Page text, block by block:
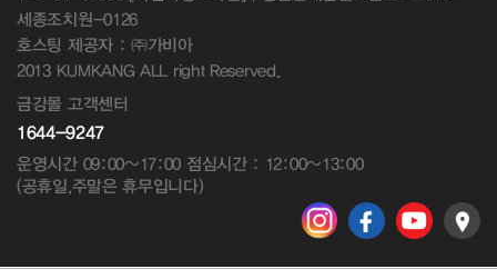
세종조치원-0126
호스팅 제공자 : ㈜가비아
2013 KUMKANG ALL right Reserved.
금강몰 고객센터
1644-9247
운영시간 09:00~17:00 점심시간 : 12:00~13:00
(공휴일,주말은 휴무입니다)